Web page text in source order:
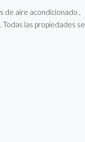
de aire acondicionado ,
las propiedades se